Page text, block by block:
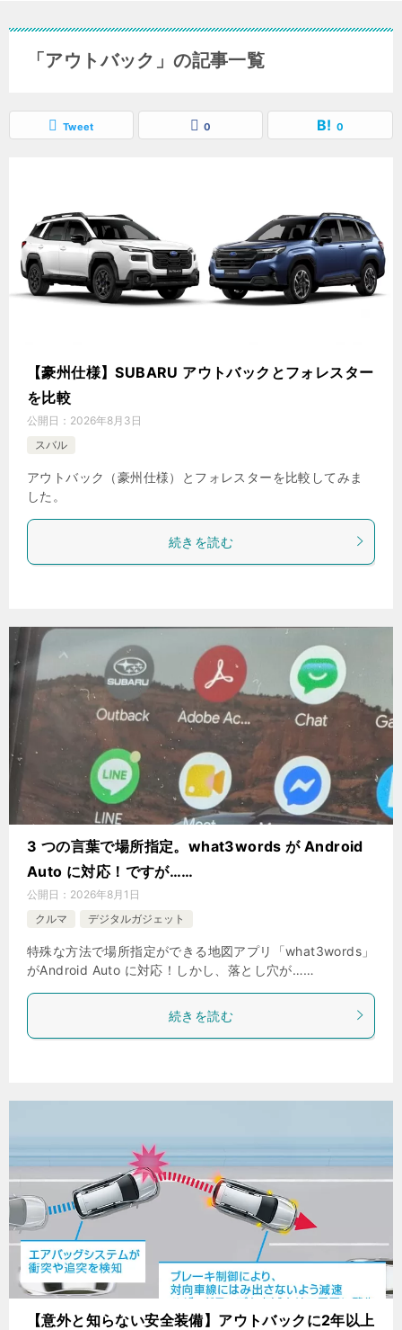
「アウトバック」の記事一覧
Tweet 0 0
【豪州仕様】SUBARU アウトバックとフォレスター
を比較
公開日： 2026年8月3日
スバル
アウトバック（豪州仕様）とフォレスターを比較してみま
した。
続きを読む
3 つの言葉で場所指定。what3words が Android
Auto に対応！ですが……
公開日： 2026年8月1日
クルマ
デジタルガジェット
特殊な方法で場所指定ができる地図アプリ「what3words」
がAndroid Auto に対応！しかし、落とし穴が……
続きを読む
【意外と知らない安全装備】アウトバックに2年以上